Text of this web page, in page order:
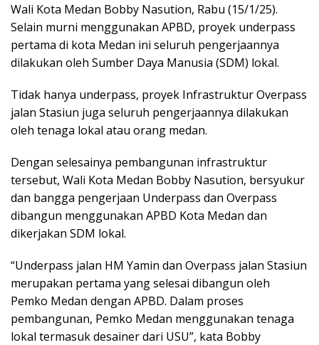
Wali Kota Medan Bobby Nasution, Rabu (15/1/25).
Selain murni menggunakan APBD, proyek underpass
pertama di kota Medan ini seluruh pengerjaannya
dilakukan oleh Sumber Daya Manusia (SDM) lokal.
Tidak hanya underpass, proyek Infrastruktur Overpass
jalan Stasiun juga seluruh pengerjaannya dilakukan
oleh tenaga lokal atau orang medan.
Dengan selesainya pembangunan infrastruktur
tersebut, Wali Kota Medan Bobby Nasution, bersyukur
dan bangga pengerjaan Underpass dan Overpass
dibangun menggunakan APBD Kota Medan dan
dikerjakan SDM lokal.
“Underpass jalan HM Yamin dan Overpass jalan Stasiun
merupakan pertama yang selesai dibangun oleh
Pemko Medan dengan APBD. Dalam proses
pembangunan, Pemko Medan menggunakan tenaga
lokal termasuk desainer dari USU”, kata Bobby